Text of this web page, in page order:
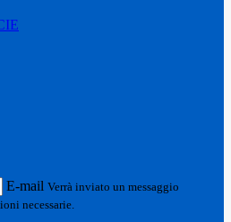
E-mail Verrà inviato un messaggio
necessarie.